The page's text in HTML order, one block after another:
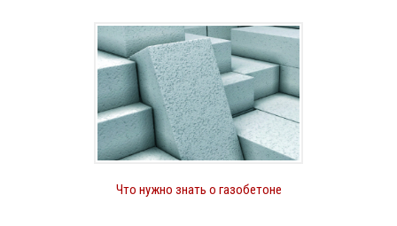
Что нужно знать о газобетоне